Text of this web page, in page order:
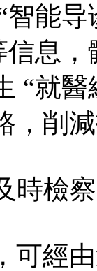
智能
信息
“就
，削
時檢察​
可經